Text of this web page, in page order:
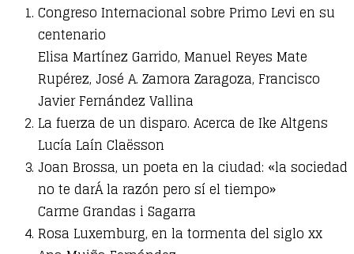
Congreso Internacional sobre Primo Levi en su
centenario
Elisa Martínez Garrido, Manuel Reyes Mate
Rupérez, José A. Zamora Zaragoza, Francisco
Javier Fernández Vallina
La fuerza de un disparo. Acerca de Ike Altgens
Lucía Laín Claësson
Joan Brossa, un poeta en la ciudad: «la sociedad
no te darÁ la razón pero sí el tiempo»
Carme Grandas i Sagarra
Rosa Luxemburg, en la tormenta del siglo xx